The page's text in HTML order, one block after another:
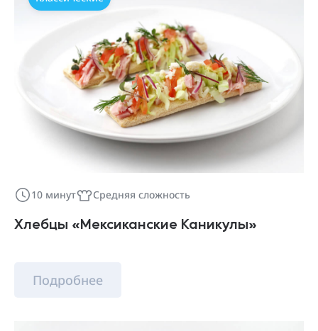
10 минут Средняя сложность
Хлебцы «Мексиканские Каникулы»
Подробнее